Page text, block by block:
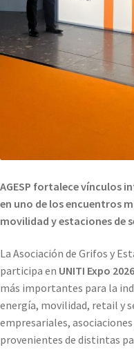
AGESP fortalece vínculos
en uno de los encuentros
movilidad y estaciones de
La Asociación de Grifos y
participa en UNITI Expo 2026
más importantes para la
energía, movilidad, retail y
empresariales,
provenientes de distintas